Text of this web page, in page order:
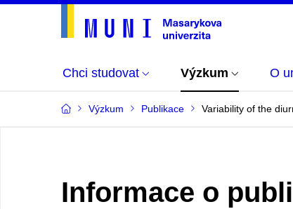
Chci studovat Výzkum O
Výzkum Publikace Variability of the
Informace o